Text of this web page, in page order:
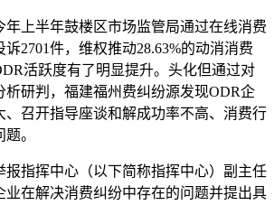
年上半年鼓楼区市场监管局通过在线消费
2701件，维权推动28.63%的动消消费
活跃度有了明显提升。头化但通过对
析研判，福建福州费纠纷源发现ODR企
、召开指导座谈和解成功率不高、消费行
。
报指挥中心（以下简称指挥中心）副主任
业在解决消费纠纷中存在的问题并提出具